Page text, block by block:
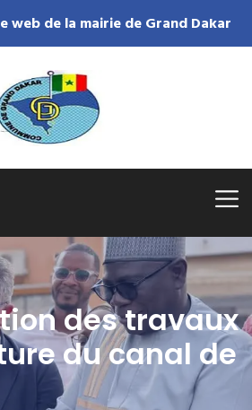
web de la mairie de Grand Dakar
des travaux
du canal de